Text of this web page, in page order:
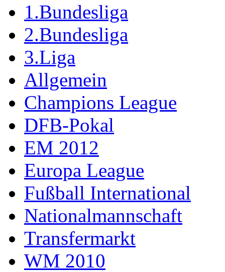
1.Bundesliga
2.Bundesliga
3.Liga
Allgemein
Champions League
DFB-Pokal
EM 2012
Europa League
Fußball International
Nationalmannschaft
Transfermarkt
WM 2010